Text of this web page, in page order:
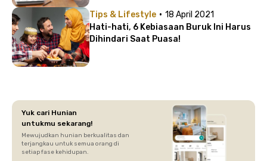
Tips & Lifestyle · 18 April 2021
Hati-hati, 6 Kebiasaan Buruk Ini Harus
Dihindari Saat Puasa!
Yuk cari Hunian
untukmu sekarang!
Mewujudkan hunian berkualitas dan
terjangkau untuk semua orang di
setiap fase kehidupan.